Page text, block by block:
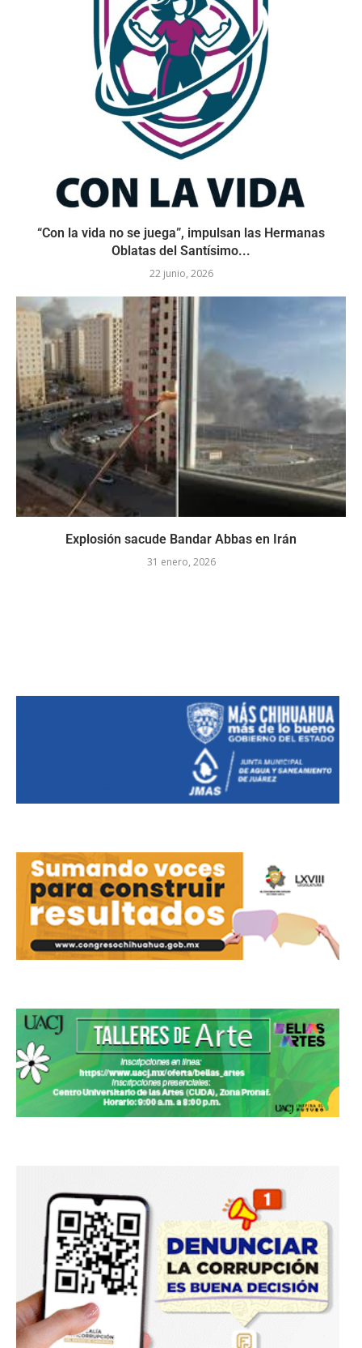
“Con la vida no se juega”, impulsan las Hermanas
Oblatas del Santísimo...
22 junio, 2026
Explosión sacude Bandar Abbas en Irán
31 enero, 2026